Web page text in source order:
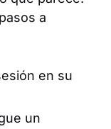
a
en su
un